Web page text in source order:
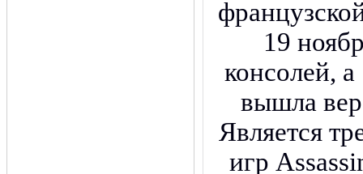
19
консолей,
вышла
Является
игр